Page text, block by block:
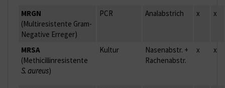
MRGN
(Multiresistente Gram-
Negative Erreger)
PCR Analabstrich x x
MRSA
(Methicillinresistente
S. aureus)
Kultur
Nasenabstr. +
Rachenabstr.
x x